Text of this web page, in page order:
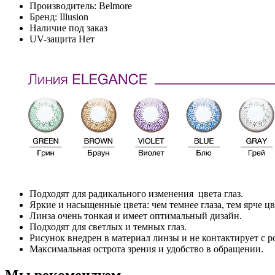
Производитель: Belmore
Бренд: Illusion
Наличие под заказ
UV-защита Нет
Подходят для радикального изменения цвета глаз.
Яркие и насыщенные цвета: чем темнее глаза, тем ярче
Линза очень тонкая и имеет оптимальный дизайн.
Подходят для светлых и темных глаз.
Рисунок внедрен в материал линзы и не контактирует с
Максимальная острота зрения и удобство в обращении.